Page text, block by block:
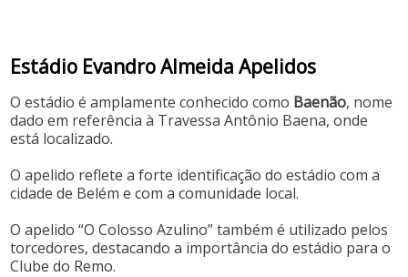
Estádio Evandro Almeida Apelidos
O estádio é amplamente conhecido como Baenão, nome
dado em referência à Travessa Antônio Baena, onde
está localizado.
O apelido reflete a forte identificação do estádio com a
cidade de Belém e com a comunidade local.
O apelido “O Colosso Azulino” também é utilizado pelos
torcedores, destacando a importância do estádio para o
Clube do Remo.